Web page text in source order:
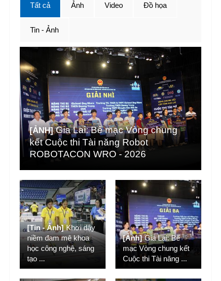
Tất cả
[ẢNH] Gia Lai: Bế mạc Vòng chung
kết Cuộc thi Tài năng Robot
ROBOTACON WRO - 2026
[Tin - Ảnh] Khơi dậy
niềm đam mê khoa
học công nghệ, sáng
tạo ...
[Ảnh] Gia Lai: Bế
mạc Vòng chung kết
Cuộc thi Tài năng ...
Ảnh Video Đồ họa
Tin - Ảnh